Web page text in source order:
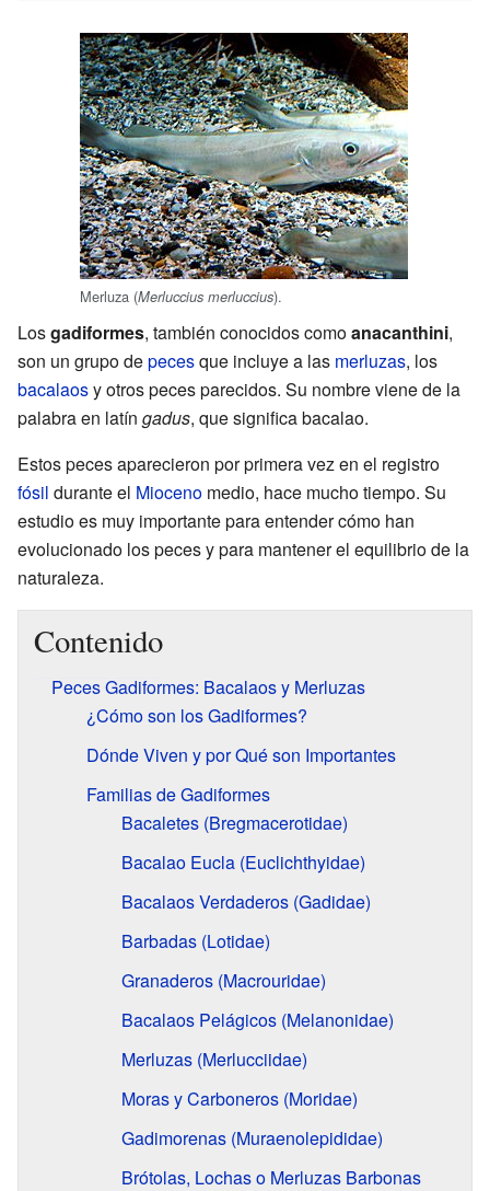
Merluza (Merluccius merluccius).
Losgadiformes, también conocidos comoanacanthini,
son un grupo depecesque incluye a las merluzas, los
bacalaosy otros peces parecidos. Su nombre viene de la
palabra en latín gadus, que significa bacalao.
Estos peces aparecieron por primera vez en el registro
fósil durante el Mioceno medio, hace mucho tiempo. Su
estudio es muy importante para entender cómo han
evolucionado los peces y para mantener el equilibrio de la
naturaleza.
Contenido
Peces Gadiformes: Bacalaos y Merluzas
¿Cómo son los Gadiformes?
Dónde Viven y por Qué son Importantes
Familias de Gadiformes
Bacaletes (Bregmacerotidae)
Bacalao Eucla (Euclichthyidae)
Bacalaos Verdaderos (Gadidae)
Barbadas (Lotidae)
Granaderos (Macrouridae)
Bacalaos Pelágicos (Melanonidae)
Merluzas (Merlucciidae)
Moras y Carboneros (Moridae)
Gadimorenas (Muraenolepididae)
Brótolas, Lochas o Merluzas Barbonas